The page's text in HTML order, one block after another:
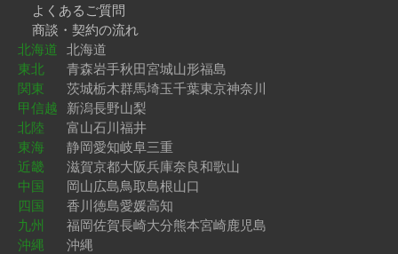
よくあるご質問
商談・契約の流れ
北海道 北海道
東北
青森岩手秋田宮城山形福島
関東
茨城栃木群馬埼玉千葉東京神奈川
甲信越 新潟長野山梨
北陸
富山石川福井
東海
静岡愛知岐阜三重
近畿
滋賀京都大阪兵庫奈良和歌山
中国
岡山広島鳥取島根山口
四国
香川徳島愛媛高知
九州
福岡佐賀長崎大分熊本宮崎鹿児島
沖縄
沖縄